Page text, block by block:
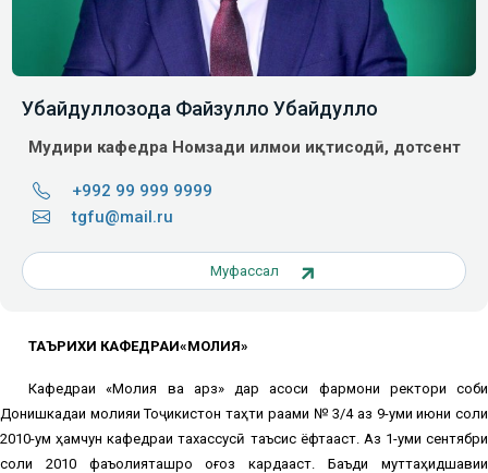
Убайдуллозода Файзулло Убайдулло
Мудири кафедра Номзади илмҳои иқтисодӣ, дотсент
+992 99 999 9999
tgfu@mail.ru
Муфассал
ТАЪРИХИ КАФЕДРАИ«МОЛИЯ»
Кафедраи «Молия ва қарз» дар асоси фармони ректори собиқ
Донишкадаи молияи Тоҷикистон таҳти рақами № 3/4 аз 9-уми июни соли
2010-ум ҳамчун кафедраи тахассусӣ таъсис ёфтааст. Аз 1-уми сентябри
соли 2010 фаъолияташро оғоз кардааст. Баъди муттаҳидшавии